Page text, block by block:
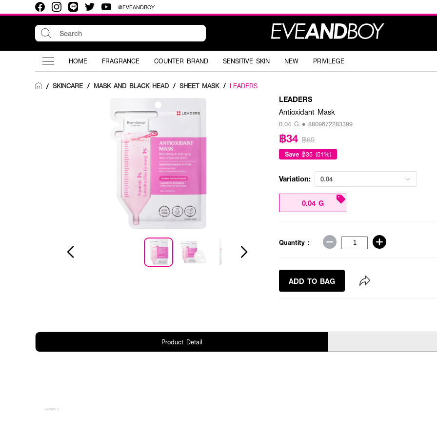
@EVEANDBOY
HOME FRAGRANCE COUNTER BRAND SENSITIVE SKIN NEW PRIVILEGE
/ SKINCARE / MASK AND BLACK HEAD / SHEET MASK / LEADERS
LEADERS
Antioxidant Mask
0.04 G • 8809672283399
฿34 ฿69
Save ฿35 (51%)
Variation: 0.04
0.04 G
Quantity :
ADD TO BAG
Product Detail